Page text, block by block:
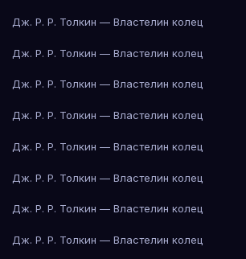
Дж. Р. Р. Толкин — Властелин колец
Дж. Р. Р. Толкин — Властелин колец
Дж. Р. Р. Толкин — Властелин колец
Дж. Р. Р. Толкин — Властелин колец
Дж. Р. Р. Толкин — Властелин колец
Дж. Р. Р. Толкин — Властелин колец
Дж. Р. Р. Толкин — Властелин колец
Дж. Р. Р. Толкин — Властелин колец